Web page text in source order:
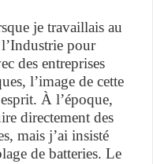
je travaillais au
pour
des entreprises
l’image de cette
À l’époque,
directement des
mais j’ai insisté
de batteries. Le